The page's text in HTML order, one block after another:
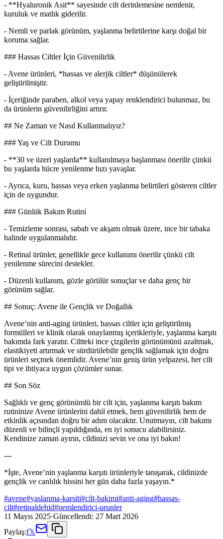
- **Hyaluronik Asit** sayesinde cilt derinlemesine nemlenir,
kuruluk ve matlık giderilir.
- Nemli ve parlak görünüm, yaşlanma belirtilerine karşı doğal bir
koruma sağlar.
### Hassas Ciltler İçin Güvenilirlik
- Avene ürünleri, *hassas ve alerjik ciltler* düşünülerek
geliştirilmiştir.
- İçeriğinde paraben, alkol veya yapay renklendirici bulunmaz, bu
da ürünlerin güvenilirliğini artırır.
## Ne Zaman ve Nasıl Kullanmalıyız?
### Yaş ve Cilt Durumu
- **30 ve üzeri yaşlarda** kullanılmaya başlanması önerilir çünkü
bu yaşlarda hücre yenilenme hızı yavaşlar.
- Ayrıca, kuru, hassas veya erken yaşlanma belirtileri gösteren ciltler
için de uygundur.
### Günlük Bakım Rutini
- Temizleme sonrası, sabah ve akşam olmak üzere, ince bir tabaka
halinde uygulanmalıdır.
- Retinal ürünler, genellikle gece kullanımı önerilir çünkü cilt
yenilenme sürecini destekler.
- Düzenli kullanım, gözle görülür sonuçlar ve daha genç bir
görünüm sağlar.
## Sonuç: Avene ile Gençlik ve Doğallık
Avene’nin anti-aging ürünleri, hassas ciltler için geliştirilmiş
formülleri ve klinik olarak onaylanmış içerikleriyle, yaşlanma karşıtı
bakımda fark yaratır. Ciltteki ince çizgilerin görünümünü azaltmak,
elastikiyeti artırmak ve sürdürülebilir gençlik sağlamak için doğru
ürünleri seçmek önemlidir. Avene’nin geniş ürün yelpazesi, her cilt
tipi ve ihtiyaca uygun çözümler sunar.
## Son Söz
Sağlıklı ve genç görünümlü bir cilt için, yaşlanma karşıtı bakım
rutininize Avene ürünlerini dahil etmek, hem güvenilirlik hem de
etkinlik açısından doğru bir adım olacaktır. Unutmayın, cilt bakımı
düzenli ve bilinçli yapıldığında, en iyi sonucu alabilirsiniz.
Kendinize zaman ayırın, cildinizi sevin ve ona iyi bakın!
---
*İşte, Avene’nin yaşlanma karşıtı ürünleriyle tanışarak, cildinizde
gençlik ve canlılık hissini her gün daha fazla yaşayın.*
#avene#yaslanma-karsiti#cilt-bakimi#anti-aging#hassas-
cilt#retinaldehid#nemlendirici-urunler
11 Mayıs 2025·Güncellendi: 27 Mart 2026
Paylaş:f𝕏